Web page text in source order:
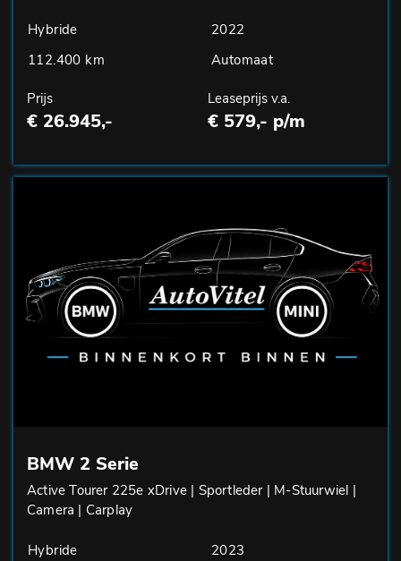
Hybride
2022
112.400 km
Automaat
Prijs
€ 26.945,-
Leaseprijs v.a.
€ 579,- p/m
BMW 2 Serie
Active Tourer 225e xDrive | Sportleder | M-Stuurwiel |
Camera | Carplay
Hybride
2023